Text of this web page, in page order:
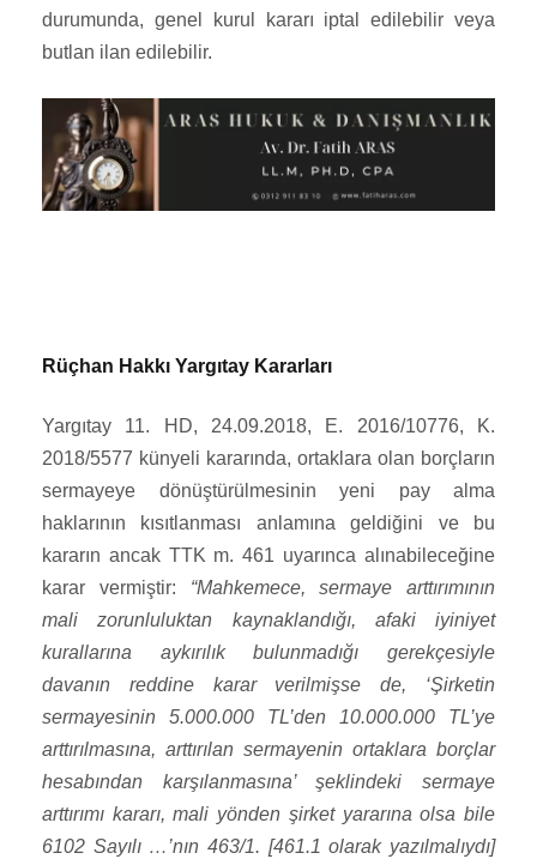
durumunda, genel kurul kararı iptal edilebilir veya
butlan ilan edilebilir.
Rüçhan Hakkı Yargıtay Kararları
Yargıtay 11. HD, 24.09.2018, E. 2016/10776, K.
2018/5577 künyeli kararında, ortaklara olan borçların
sermayeye dönüştürülmesinin yeni pay alma
haklarının kısıtlanması anlamına geldiğini ve bu
kararın ancak TTK m. 461 uyarınca alınabileceğine
karar vermiştir: “Mahkemece, sermaye arttırımının
mali zorunluluktan kaynaklandığı, afaki iyiniyet
kurallarına aykırılık bulunmadığı gerekçesiyle
davanın reddine karar verilmişse de, ‘Şirketin
sermayesinin 5.000.000 TL’den 10.000.000 TL’ye
arttırılmasına, arttırılan sermayenin ortaklara borçlar
hesabından karşılanmasına’ şeklindeki sermaye
arttırımı kararı, mali yönden şirket yararına olsa bile
6102 Sayılı …’nın 463/1. [461.1 olarak yazılmalıydı]